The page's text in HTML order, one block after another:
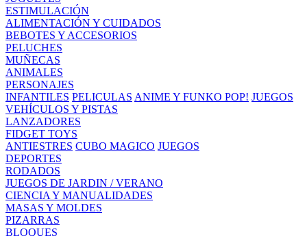
ESTIMULACIÓN
ALIMENTACIÓN Y CUIDADOS
BEBOTES Y ACCESORIOS
PELUCHES
MUÑECAS
ANIMALES
PERSONAJES
INFANTILES PELICULAS ANIME Y FUNKO POP! JUEGOS
VEHÍCULOS Y PISTAS
LANZADORES
FIDGET TOYS
ANTIESTRES CUBO MAGICO JUEGOS
DEPORTES
RODADOS
JUEGOS DE JARDIN / VERANO
CIENCIA Y MANUALIDADES
MASAS Y MOLDES
PIZARRAS
BLOQUES